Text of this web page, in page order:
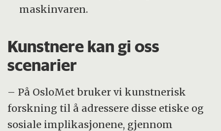
maskinvaren.
Kunstnere kan gi oss
scenarier
– På OsloMet bruker vi kunstnerisk
forskning til å adressere disse etiske og
sosiale implikasjonene, gjennom